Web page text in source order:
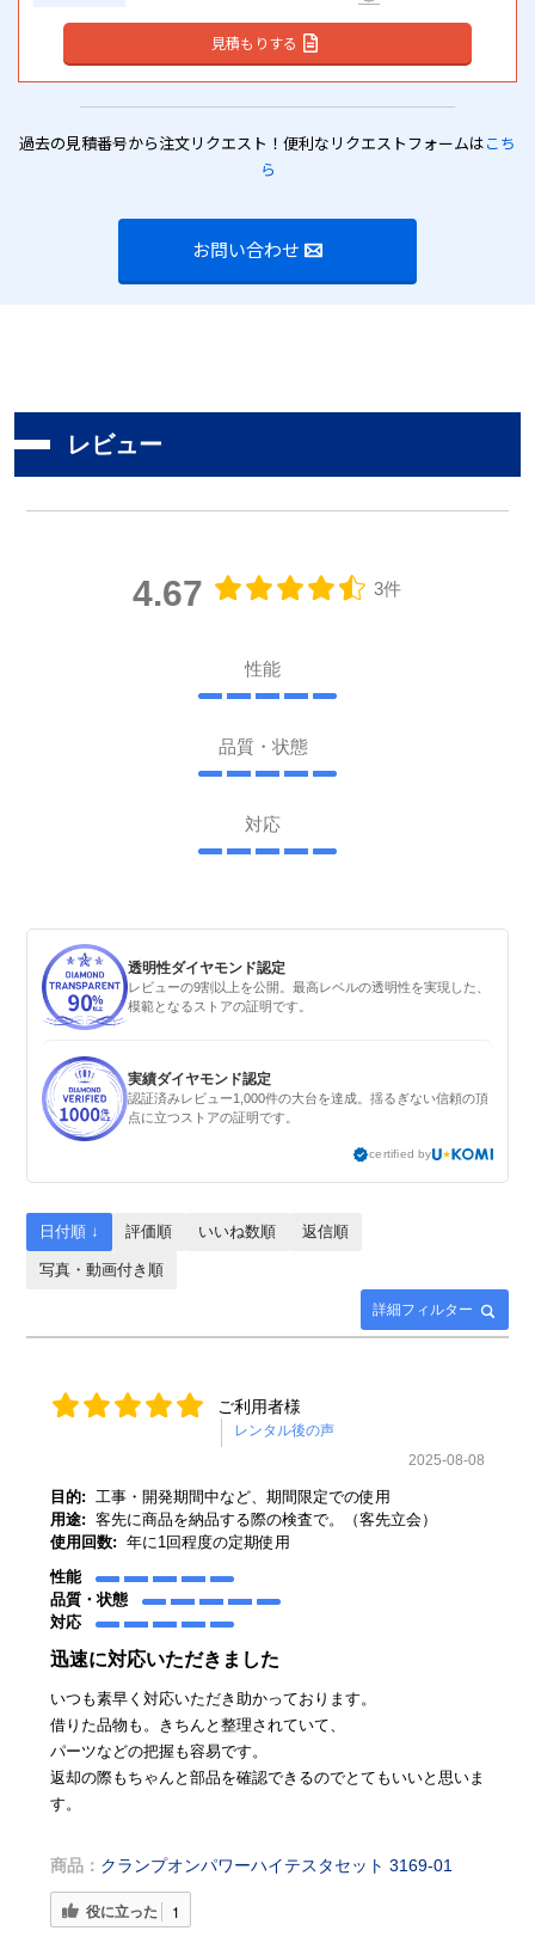
見積もりする
過去の見積番号から注文リクエスト！便利なリクエストフォームはこち
ら
お問い合わせ
レビュー
4.67 3件
性能
品質・状態
対応
透明性ダイヤモンド認定
レビューの9割以上を公開。最高レベルの透明性を実現した、
模範となるストアの証明です。
実績ダイヤモンド認定
認証済みレビュー1,000件の大台を達成。揺るぎない信頼の頂
点に立つストアの証明です。
certified by
詳細フィルター
日付順 ↓ 評価順 いいね数順 返信順
写真・動画付き順
ご利用者様
2025-08-08
目的: 工事・開発期間中など、期間限定での使用
用途: 客先に商品を納品する際の検査で。（客先立会）
使用回数: 年に1回程度の定期使用
性能
品質・状態
対応
迅速に対応いただきました
いつも素早く対応いただき助かっております。
借りた品物も。きちんと整理されていて、
パーツなどの把握も容易です。
返却の際もちゃんと部品を確認できるのでとてもいいと思いま
す。
商品： クランプオンパワーハイテスタセット 3169-01
役に立った 1